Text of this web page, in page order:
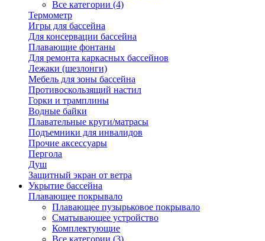
Все категории (4)
Термометр
Игры для бассейна
Для консервации бассейна
Плавающие фонтаны
Для ремонта каркасных бассейнов
Лежаки (шезлонги)
Мебель для зоны бассейна
Противоскользящий настил
Горки и трамплины
Водные байки
Плавательные круги/матрасы
Подъемники для инвалидов
Прочие аксессуары
Пергола
Душ
Защитный экран от ветра
Укрытие бассейна
Плавающее покрывало
Плавающее пузырьковое покрывало
Сматывающее устройство
Комплектующие
Все категории (3)